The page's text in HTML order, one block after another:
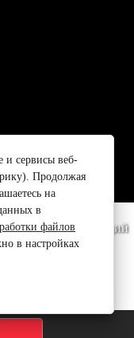
металлоконструкций
Опубликованная
офертой,
ГК РФ
и сервисы веб-
Продолжая
на
в
файлов
в настройках